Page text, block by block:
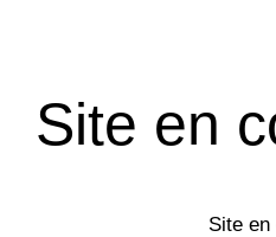
Site en
Site